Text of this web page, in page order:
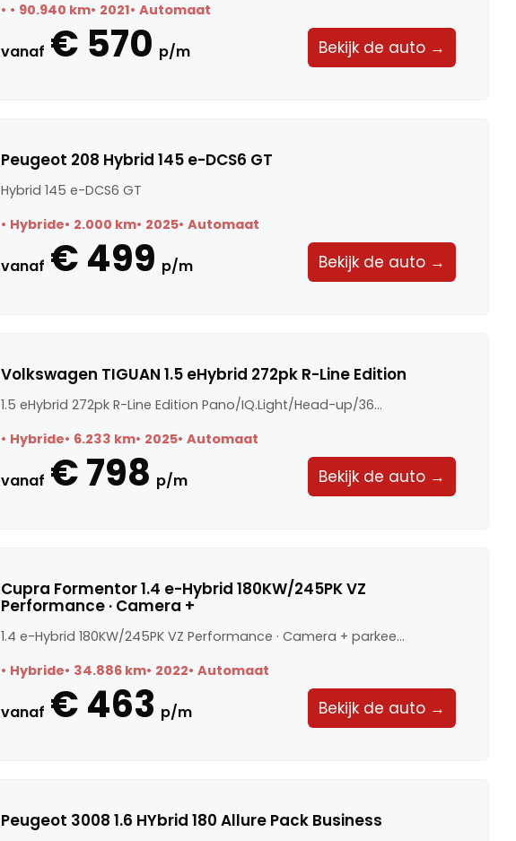
90.940 km 2021 Automaat
vanaf € 570 p/m Bekijk de auto →
Peugeot 208 Hybrid 145 e-DCS6 GT
Hybrid 145 e-DCS6 GT
Hybride 2.000 km 2025 Automaat
vanaf € 499 p/m Bekijk de auto →
Volkswagen TIGUAN 1.5 eHybrid 272pk R-Line Edition
1.5 eHybrid 272pk R-Line Edition Pano/IQ.Light/Head-up/36...
Hybride 6.233 km 2025 Automaat
vanaf € 798 p/m Bekijk de auto →
Cupra Formentor 1.4 e-Hybrid 180KW/245PK VZ
Performance · Camera +
1.4 e-Hybrid 180KW/245PK VZ Performance · Camera + parkee...
Hybride 34.886 km 2022 Automaat
vanaf € 463 p/m Bekijk de auto →
Peugeot 3008 1.6 HYbrid 180 Allure Pack Business